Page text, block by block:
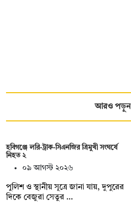
আরও পড়ুন
হবিগঞ্জে লরি-ট্রাক-সিএনজির ত্রিমুখী সংঘর্ষে
নিহত ২
০৯ আগস্ট ২০২৬
পুলিশ ও স্থানীয় সূত্রে জানা যায়, দুপুরের
দিকে বেজুরা সেতুর …